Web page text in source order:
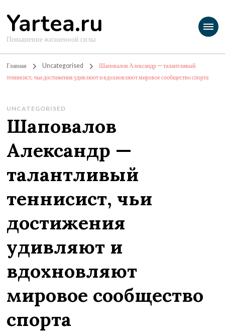
Yartea.ru
Повышение жизненной силы
Главная Uncategorised
Шаповалов Александр — талантливый
теннисист, чьи достижения удивляют и вдохновляют мировое сообщество спорта
UNCATEGORISED
Шаповалов
Александр —
талантливый
теннисист, чьи
достижения
удивляют и
вдохновляют
мировое сообщество
спорта